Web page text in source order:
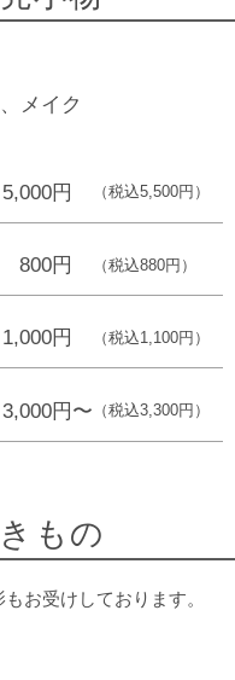
、メイク
5,000円 （税込5,500円）
800円 （税込880円）
1,000円 （税込1,100円）
3,000円〜 （税込3,300円）
もの
お受けしております。